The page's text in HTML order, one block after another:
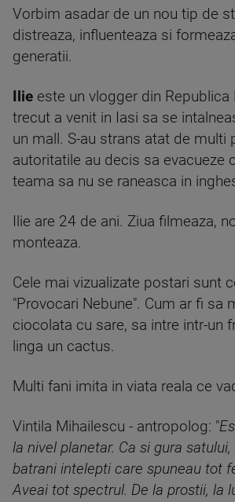
Vorbim asadar de un nou tip de
distreaza, influenteaza si
generatii.
Ilie este un vlogger din Republica
trecut a venit in Iasi sa se
un mall. S-au strans atat de multi
autoritatile au decis sa evacueze
teama sa nu se raneasca in
Ilie are 24 de ani. Ziua filmeaza,
monteaza.
Cele mai vizualizate postari sunt
"Provocari Nebune". Cum ar fi sa
ciocolata cu sare, sa intre intr-un
linga un cactus.
Multi fani imita in viata reala ce
Vintila Mihailescu - antropolog: "
la nivel planetar. Ca si gura
batrani intelepti care spuneau tot
Aveai tot spectrul. De la prostii, la